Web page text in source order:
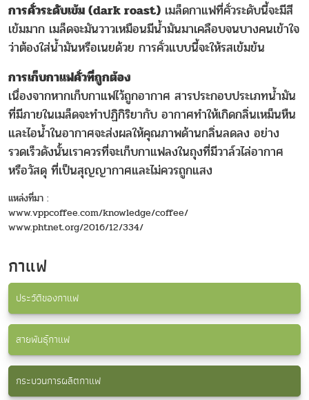
การคั่วระดับเข้ม (dark roast) เมล็ดกาแฟที่คั่วระดับนี้จะมีสี
เข้มมาก เมล็ดจะมันวาวเหมือนมีน้ำมันมาเคลือบจนบางคนเข้าใจ
ว่าต้องใส่น้ำมันหรือเนยด้วย การคั่วแบบนี้จะให้รสเข้มข้น
การเก็บกาแฟคั่วที่ถูกต้อง
เนื่องจากหากเก็บกาแฟไว้ถูกอากาศ สารประกอบประเภทน้ำมัน
ที่มีภายในเมล็ดจะทำปฏิกิริยากับ อากาศทำให้เกิดกลิ่นเหม็นหืน
และไอน้ำในอากาศจะส่งผลให้คุณภาพด้านกลิ่นลดลง อย่าง
รวดเร็วดังนั้นเราควรที่จะเก็บกาแฟลงในถุงที่มีวาล์วไล่อากาศ
หรือวัสดุ ที่เป็นสุญญากาศและไม่ควรถูกแสง
แหล่งที่มา :
www.vppcoffee.com/knowledge/coffee/
www.phtnet.org/2016/12/334/
กาแฟ
ประวัติของกาแฟ
สายพันธุ์กาแฟ
กระบวนการผลิตกาแฟ